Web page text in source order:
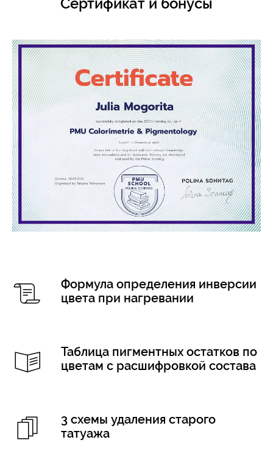
Формула определения инверсии
цвета при нагревании
Таблица пигментных остатков по
цветам с расшифровкой состава
3 схемы удаления старого
татуажа